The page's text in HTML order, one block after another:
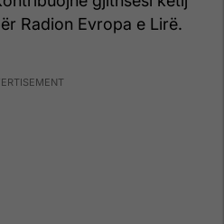
Radion Evropa e Lirë.